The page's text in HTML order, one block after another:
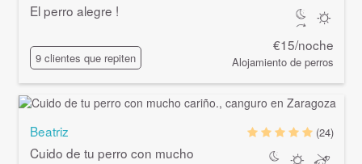
El perro alegre !
9 clientes que repiten
€15/noche
Alojamiento de perros
Beatriz
Cuido de tu perro con mucho
(24)